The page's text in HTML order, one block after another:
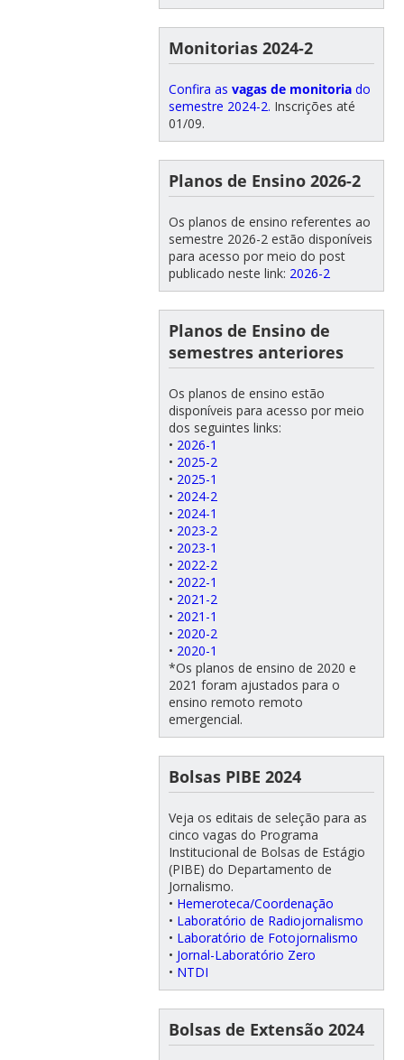
Monitorias 2024-2
Confira as vagas de monitoriado
semestre 2024-2. Inscrições até
01/09.
Planos de Ensino 2026-2
Os planos de ensino referentes ao
semestre 2026-2 estão disponíveis
para acesso por meio do post
publicado neste link: 2026-2
Planos de Ensino de
semestres anteriores
Os planos de ensino estão
disponíveis para acesso por meio
dos seguintes links:
• 2026-1
• 2025-2
• 2025-1
• 2024-2
• 2024-1
• 2023-2
• 2023-1
• 2022-2
• 2022-1
• 2021-2
• 2021-1
• 2020-2
• 2020-1
*Os planos de ensino de 2020 e
2021 foram ajustados para o
ensino remoto remoto
emergencial.
Bolsas PIBE 2024
Veja os editais de seleção para as
cinco vagas do Programa
Institucional de Bolsas de Estágio
(PIBE) do Departamento de
Jornalismo.
• Hemeroteca/Coordenação
• Laboratório de Radiojornalismo
• Laboratório de Fotojornalismo
• Jornal-Laboratório Zero
• NTDI
Bolsas de Extensão 2024